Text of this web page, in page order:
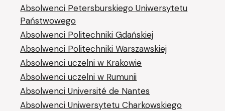
Absolwenci Petersburskiego Uniwersytetu
Państwowego
Absolwenci Politechniki Gdańskiej
Absolwenci Politechniki Warszawskiej
Absolwenci uczelni w Krakowie
Absolwenci uczelni w Rumunii
Absolwenci Université de Nantes
Absolwenci Uniwersytetu Charkowskiego